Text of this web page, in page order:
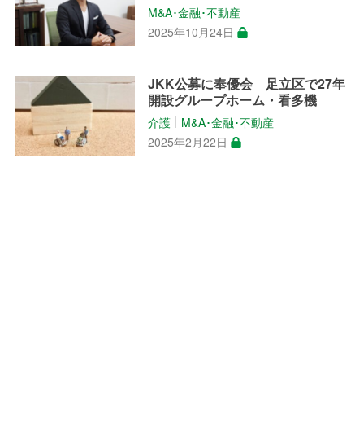
M&A･金融･不動産
2025年10月24日
JKK公募に奉優会 足立区で27年
開設グループホーム・看多機
介護 │ M&A･金融･不動産
2025年2月22日